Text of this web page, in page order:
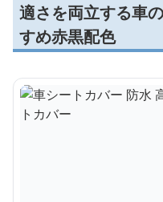
適さを両立する車
すめ赤黒配色